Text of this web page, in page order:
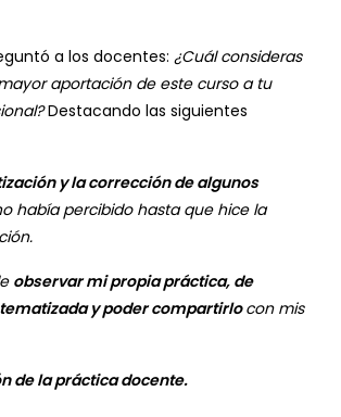
a los docentes: ¿Cuál consideras
aportación de este curso a tu
Destacando las siguientes
y la corrección de algunos
había percibido hasta que hice la
observar mi propia práctica, de
y poder compartirlocon mis
de la práctica docente.